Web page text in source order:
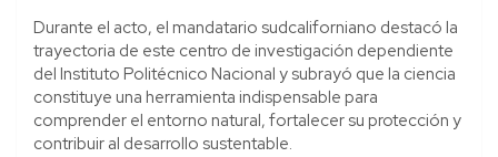
Durante el acto, el mandatario sudcaliforniano destacó la
trayectoria de este centro de investigación dependiente
del Instituto Politécnico Nacional y subrayó que la ciencia
constituye una herramienta indispensable para
comprender el entorno natural, fortalecer su protección y
contribuir al desarrollo sustentable.